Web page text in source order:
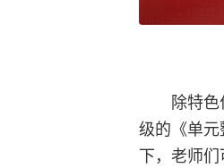
除特
级的《单
下，老师